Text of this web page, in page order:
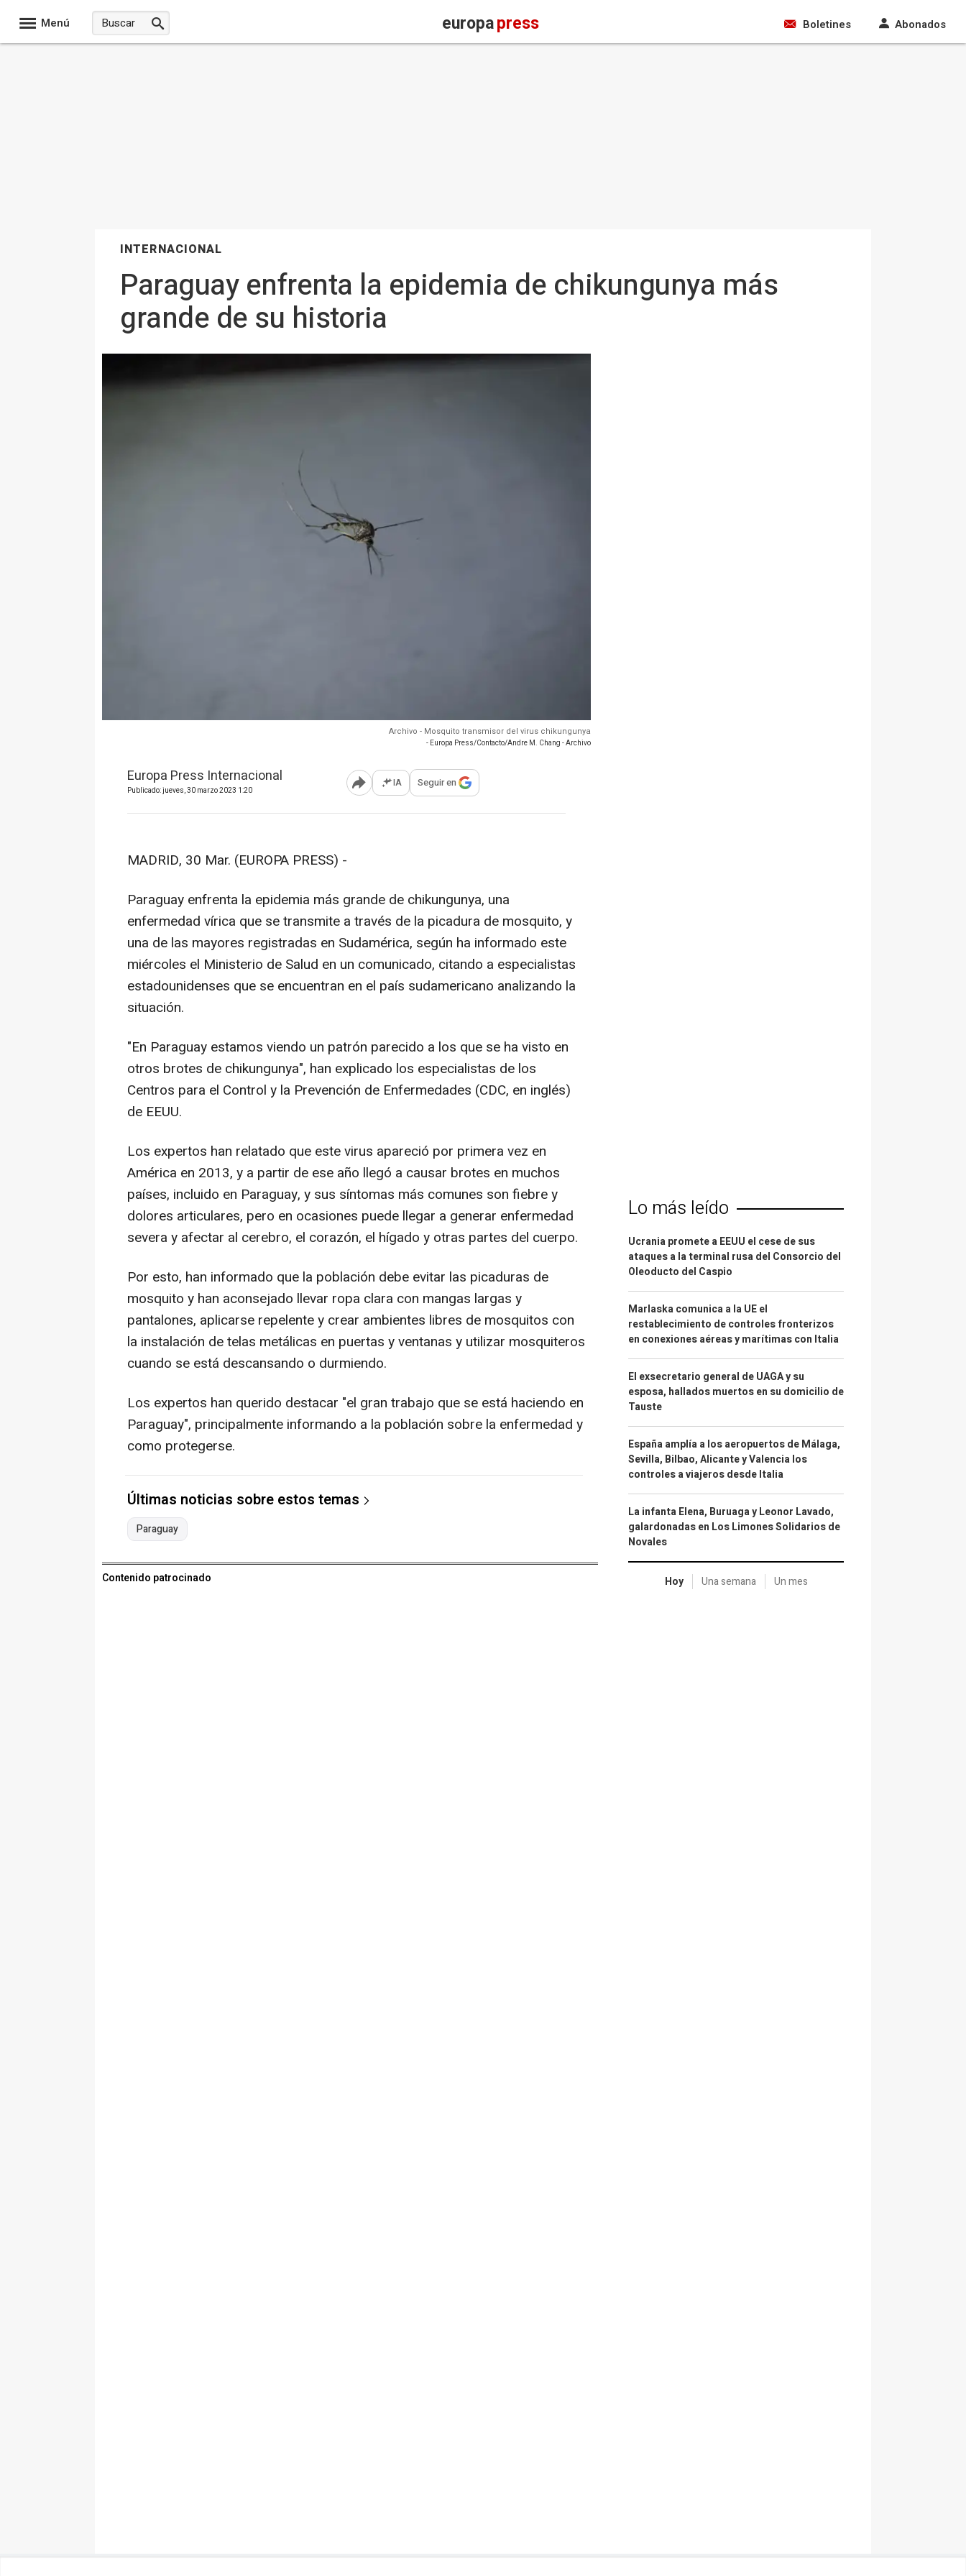
Menú europapress Boletines Abonados
INTERNACIONAL
Paraguay enfrenta la epidemia de chikungunya más
grande de su historia
Archivo - Mosquito transmisor del virus chikungunya
- Europa Press/Contacto/Andre M. Chang - Archivo
Europa Press Internacional
Publicado: jueves, 30 marzo 2023 1:20 Abrir opciones para compartir
IA Seguir en
MADRID, 30 Mar. (EUROPA PRESS) -
Paraguay enfrenta la epidemia más grande de chikungunya, una
enfermedad vírica que se transmite a través de la picadura de mosquito, y
una de las mayores registradas en Sudamérica, según ha informado este
miércoles el Ministerio de Salud en un comunicado, citando a especialistas
estadounidenses que se encuentran en el país sudamericano analizando la
situación.
"En Paraguay estamos viendo un patrón parecido a los que se ha visto en
otros brotes de chikungunya", han explicado los especialistas de los
Centros para el Control y la Prevención de Enfermedades (CDC, en inglés)
de EEUU.
Los expertos han relatado que este virus apareció por primera vez en
América en 2013, y a partir de ese año llegó a causar brotes en muchos
países, incluido en Paraguay, y sus síntomas más comunes son fiebre y
dolores articulares, pero en ocasiones puede llegar a generar enfermedad
severa y afectar al cerebro, el corazón, el hígado y otras partes del cuerpo.
Por esto, han informado que la población debe evitar las picaduras de
mosquito y han aconsejado llevar ropa clara con mangas largas y
pantalones, aplicarse repelente y crear ambientes libres de mosquitos con
la instalación de telas metálicas en puertas y ventanas y utilizar mosquiteros
cuando se está descansando o durmiendo.
Los expertos han querido destacar "el gran trabajo que se está haciendo en
Paraguay", principalmente informando a la población sobre la enfermedad y
como protegerse.
Últimas noticias sobre estos temas
Paraguay
Contenido patrocinado
Lo más leído
Ucrania promete a EEUU el cese de sus
ataques a la terminal rusa del Consorcio del
Oleoducto del Caspio
Marlaska comunica a la UE el
restablecimiento de controles fronterizos
en conexiones aéreas y marítimas con Italia
El exsecretario general de UAGA y su
esposa, hallados muertos en su domicilio de
Tauste
España amplía a los aeropuertos de Málaga,
Sevilla, Bilbao, Alicante y Valencia los
controles a viajeros desde Italia
La infanta Elena, Buruaga y Leonor Lavado,
galardonadas en Los Limones Solidarios de
Novales
Hoy Una semana Un mes